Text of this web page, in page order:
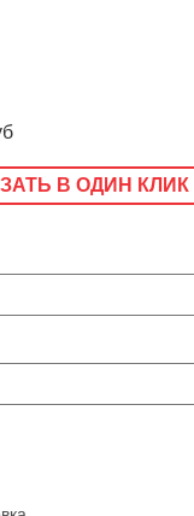
В ОДИН КЛИК